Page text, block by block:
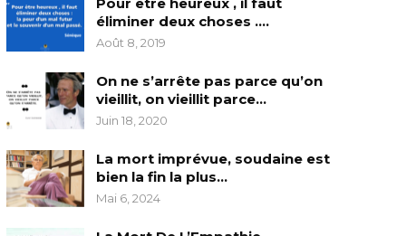
éliminer deux choses ….
Août 8, 2019
On ne s’arrête pas parce qu’on
vieillit, on vieillit parce…
Juin 18, 2020
La mort imprévue, soudaine est
bien la fin la plus…
Mai 6, 2024